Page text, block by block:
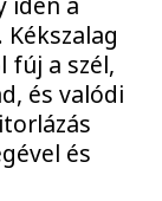
fúj a szél,
és valódi
és